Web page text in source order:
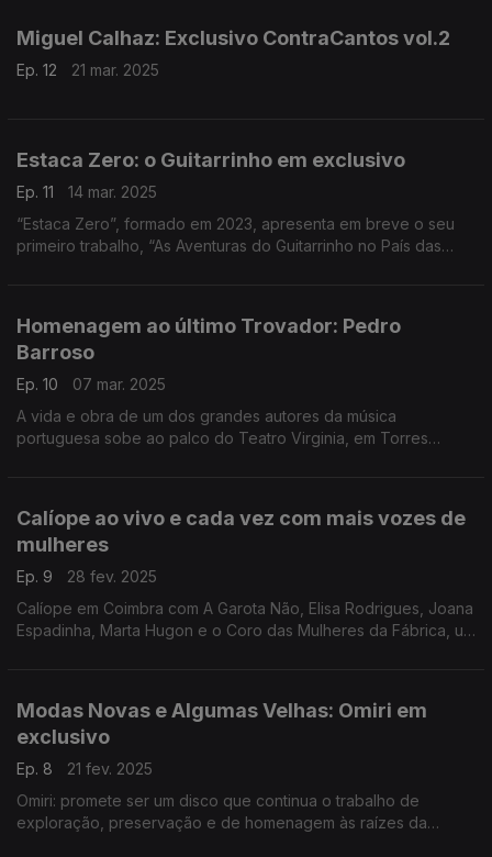
Miguel Calhaz: Exclusivo ContraCantos vol.2
Ep. 12 21 mar. 2025
Estaca Zero: o Guitarrinho em exclusivo
Ep. 11
14 mar. 2025
“Estaca Zero”, formado em 2023, apresenta em breve o seu
primeiro trabalho, “As Aventuras do Guitarrinho no País das
Homenagem ao último Trovador: Pedro
Barroso
Ep. 10
07 mar. 2025
A vida e obra de um dos grandes autores da música
portuguesa sobe ao palco do Teatro Virginia, em Torres
Calíope ao vivo e cada vez com mais vozes de
mulheres
Ep. 9
28 fev. 2025
Calíope em Coimbra com A Garota Não, Elisa Rodrigues, Joana
Espadinha, Marta Hugon e o Coro das Mulheres da Fábrica, um
Modas Novas e Algumas Velhas: Omiri em
exclusivo
Ep. 8
21 fev. 2025
Omiri: promete ser um disco que continua o trabalho de
exploração, preservação e de homenagem às raízes da